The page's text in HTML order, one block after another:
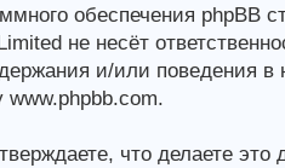
обеспечения phpBB
не несёт
и/или поведения в
что делаете это